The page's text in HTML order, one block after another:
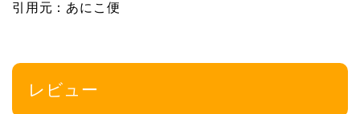
引用元：あにこ便
レビュー